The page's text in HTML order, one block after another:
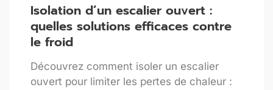
Isolation d’un escalier ouvert :
quelles solutions efficaces contre
le froid
Découvrez comment isoler un escalier
ouvert pour limiter les pertes de chaleur :